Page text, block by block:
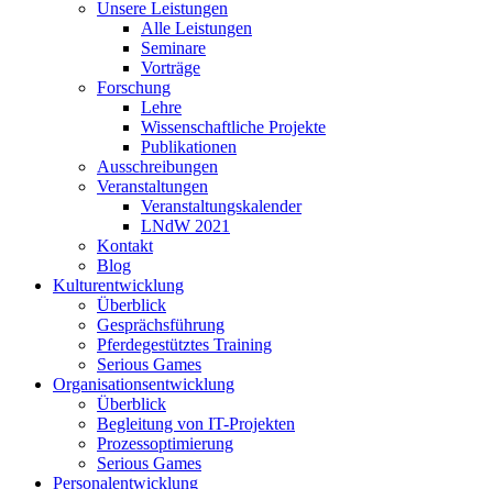
Unsere Leistungen
Alle Leistungen
Seminare
Vorträge
Forschung
Lehre
Wissenschaftliche Projekte
Publikationen
Ausschreibungen
Veranstaltungen
Veranstaltungskalender
LNdW 2021
Kontakt
Blog
Kulturentwicklung
Überblick
Gesprächsführung
Pferdegestütztes Training
Serious Games
Organisationsentwicklung
Überblick
Begleitung von IT-Projekten
Prozessoptimierung
Serious Games
Personalentwicklung